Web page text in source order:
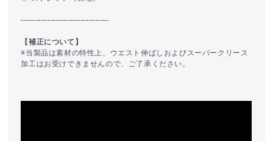
----------------------------------------
【補正について】
※当製品は素材の特性上、ウエスト伸ばしおよびスーパークリース
加工はお受けできませんので、ご了承ください。